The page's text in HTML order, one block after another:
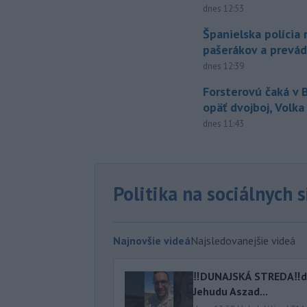
dnes 12:53
Španielska polícia
pašerákov a
dnes 12:39
Forsterovú čaká v
opäť dvojboj,
dnes 11:43
Politika na sociálnych
Najnovšie videáNajsledovanejšie videá
‼️DUNAJSKÁ
Jehudu Aszad...